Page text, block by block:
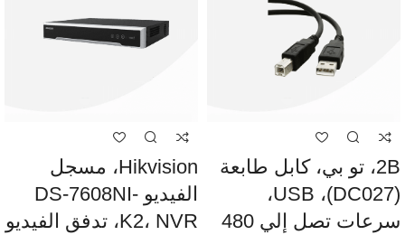
2B، تو بي، كابل طابعة
(DC027)، USB،
سرعات تصل إلي 480
Hikvision، مسجل
الفيديو DS-7608NI-
K2، NVR، تدفق الفيديو